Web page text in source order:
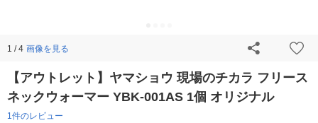
1 / 4 画像を見る
【アウトレット】ヤマショウ 現場のチカラ フリース
ネックウォーマー YBK-001AS 1個 オリジナル
1件のレビュー